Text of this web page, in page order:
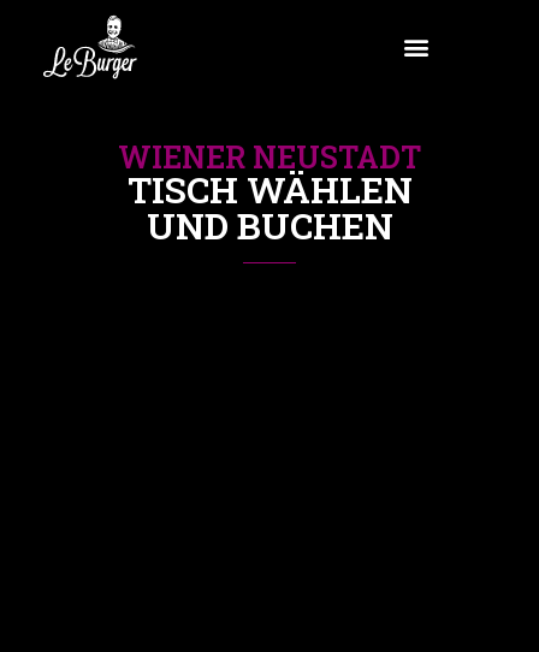
WIENER NEUSTADT
TISCH WÄHLEN
UND BUCHEN